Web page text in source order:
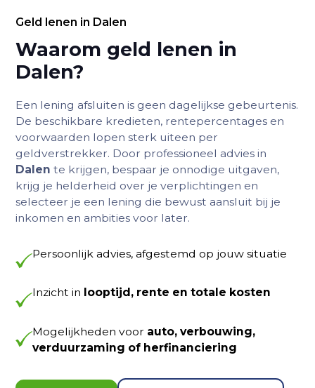
Geld lenen in Dalen
Waarom geld lenen in
Dalen?
Een lening afsluiten is geen dagelijkse gebeurtenis.
De beschikbare kredieten, rentepercentages en
voorwaarden lopen sterk uiteen per
geldverstrekker. Door professioneel advies in
Dalen te krijgen, bespaar je onnodige uitgaven,
krijg je helderheid over je verplichtingen en
selecteer je een lening die bewust aansluit bij je
inkomen en ambities voor later.
Persoonlijk advies, afgestemd op jouw situatie
Inzicht in looptijd, rente en totale kosten
Mogelijkheden voor auto, verbouwing,
verduurzaming of herfinanciering